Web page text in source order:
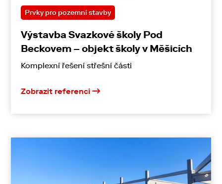
Prvky pro pozemní stavby
Výstavba Svazkové školy Pod
Beckovem – objekt školy v Měšicích
Komplexní řešení střešní části
Zobrazit referenci